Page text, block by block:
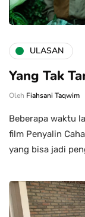
ULASAN
Yang Tak
Oleh Fiahsani Taqwim
Beberapa waktu
film Penyalin
yang bisa jadi